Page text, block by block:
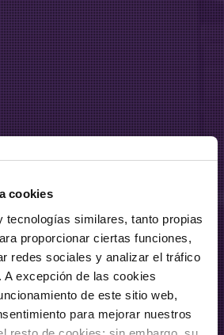
cookies
tecnologías similares, tanto propias
proporcionar ciertas funciones,
redes sociales y analizar el tráfico
A excepción de las cookies
de este sitio web,
para mejorar nuestros